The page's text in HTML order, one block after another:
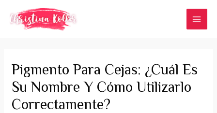
contenido
Pigmento Para Cejas: ¿Cuál Es
Su Nombre Y Cómo Utilizarlo
Correctamente?